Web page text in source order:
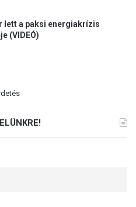
lett a paksi energiakrízis
(VIDEÓ)